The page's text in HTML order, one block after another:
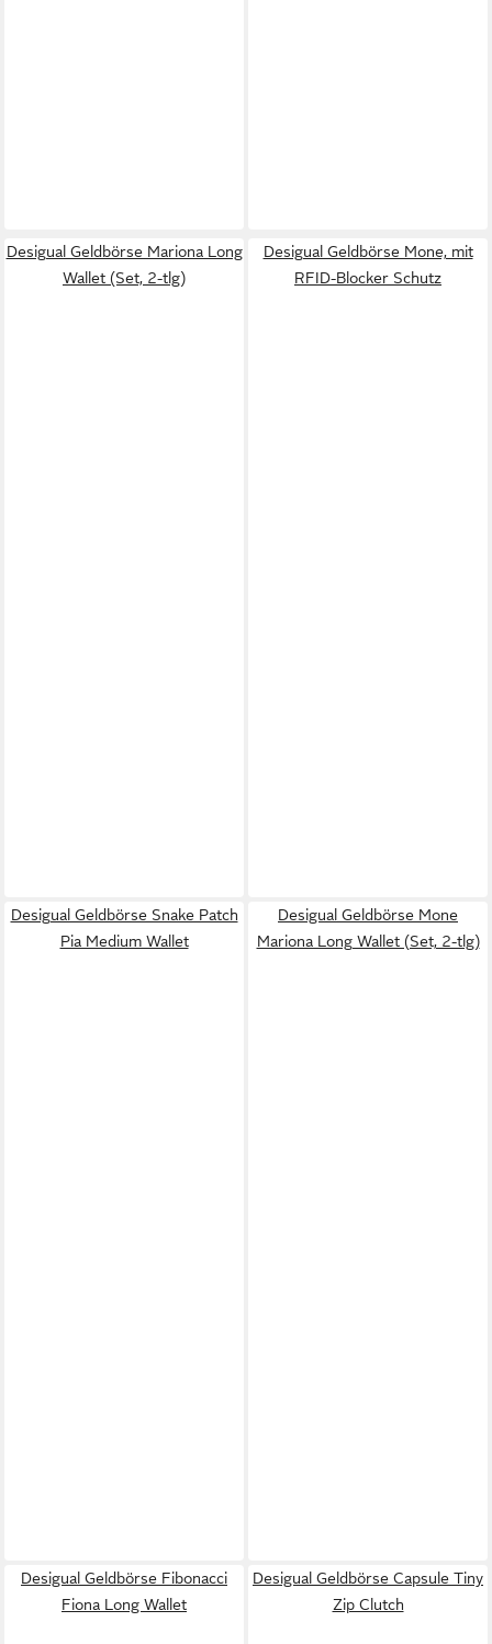
Desigual Geldbörse Mariona Long
Wallet (Set, 2-tlg)
Desigual Geldbörse Mone, mit
RFID-Blocker Schutz
Desigual Geldbörse Snake Patch
Pia Medium Wallet
Desigual Geldbörse Mone
Mariona Long Wallet (Set, 2-tlg)
Desigual Geldbörse Fibonacci
Fiona Long Wallet
Desigual Geldbörse Capsule Tiny
Zip Clutch